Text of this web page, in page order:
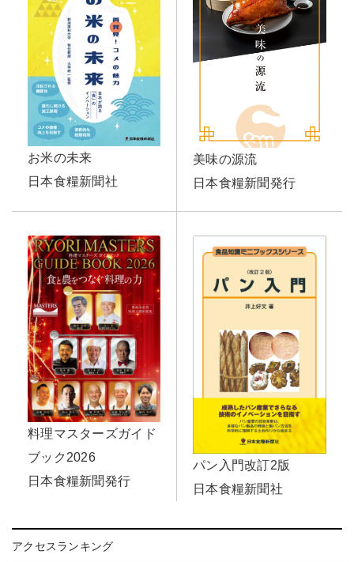
お米の未来
日本食糧新聞社
美味の源流
日本食糧新聞発行
料理マスターズガイド
ブック2026
日本食糧新聞発行
パン入門改訂2版
日本食糧新聞社
アクセスランキング